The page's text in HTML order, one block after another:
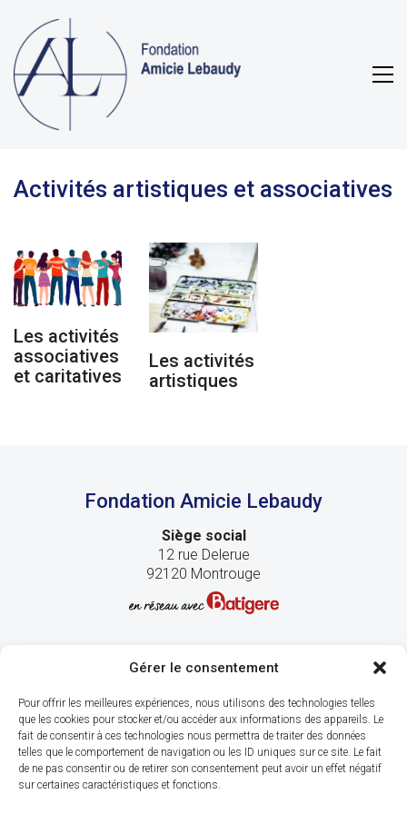
Gérer le consentement
Pour offrir les meilleures expériences, nous utilisons des technologies telles
que les cookies pour stocker et/ou accéder aux informations des appareils. Le
fait de consentir à ces technologies nous permettra de traiter des données
telles que le comportement de navigation ou les ID uniques sur ce site. Le fait
de ne pas consentir ou de retirer son consentement peut avoir un effet négatif
sur certaines caractéristiques et fonctions.
Activités artistiques et associatives
Les activités
associatives
et caritatives
Les activités
artistiques
Fondation Amicie Lebaudy
Siège social
12 rue Delerue
92120 Montrouge